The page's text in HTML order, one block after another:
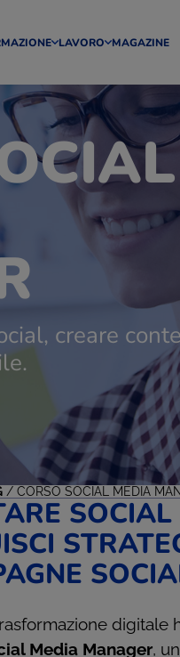
LAVORO MAGAZINE
creare
/ CORSO SOCIAL MEDIA
digitale
Media Manager,